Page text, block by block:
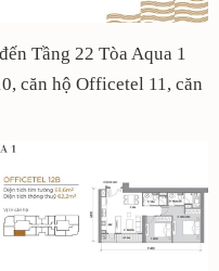
Tầng 22 Tòa Aqua 1
căn hộ Officetel 11, căn